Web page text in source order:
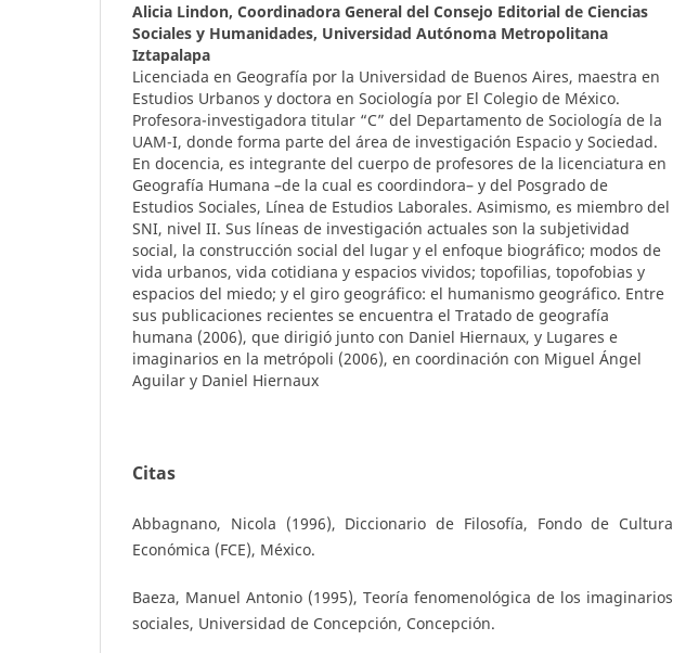
Alicia Lindon, Coordinadora General del Consejo Editorial de Ciencias
Sociales y Humanidades, Universidad Autónoma Metropolitana
Iztapalapa
Licenciada en Geografía por la Universidad de Buenos Aires, maestra en
Estudios Urbanos y doctora en Sociología por El Colegio de México.
Profesora-investigadora titular “C” del Departamento de Sociología de la
UAM-I, donde forma parte del área de investigación Espacio y Sociedad.
En docencia, es integrante del cuerpo de profesores de la licenciatura en
Geografía Humana –de la cual es coordindora– y del Posgrado de
Estudios Sociales, Línea de Estudios Laborales. Asimismo, es miembro del
SNI, nivel II. Sus líneas de investigación actuales son la subjetividad
social, la construcción social del lugar y el enfoque biográfico; modos de
vida urbanos, vida cotidiana y espacios vividos; topofilias, topofobias y
espacios del miedo; y el giro geográfico: el humanismo geográfico. Entre
sus publicaciones recientes se encuentra el Tratado de geografía
humana (2006), que dirigió junto con Daniel Hiernaux, y Lugares e
imaginarios en la metrópoli (2006), en coordinación con Miguel Ángel
Aguilar y Daniel Hiernaux
Citas
Abbagnano, Nicola (1996), Diccionario de Filosofía, Fondo de Cultura
Económica (FCE), México.
Baeza, Manuel Antonio (1995), Teoría fenomenológica de los imaginarios
sociales, Universidad de Concepción, Concepción.